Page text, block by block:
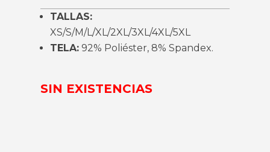
TALLAS:
XS/S/M/L/XL/2XL/3XL/4XL/5XL
TELA: 92% Poliéster, 8% Spandex.
SIN EXISTENCIAS